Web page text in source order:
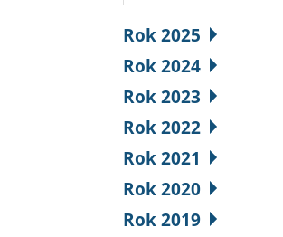
Rok 2025
Rok 2024
Rok 2023
Rok 2022
Rok 2021
Rok 2020
Rok 2019